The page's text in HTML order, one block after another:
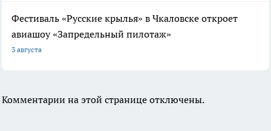
Фестиваль «Русские крылья» в Чкаловске откроет
авиашоу «Запредельный пилотаж»
3 августа
Комментарии на этой странице отключены.